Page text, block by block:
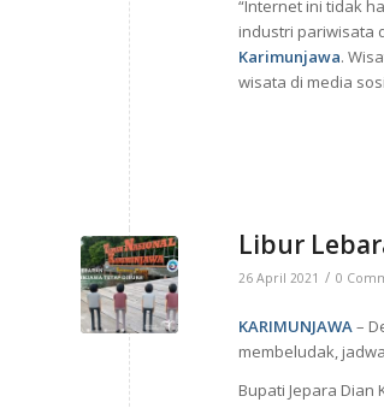
“Internet ini tidak
industri pariwisata
Karimunjawa.
wisata di media
Libur
26 April 2021 / 0
KARIMUNJAWA–
membeludak,
Bupati Jepara